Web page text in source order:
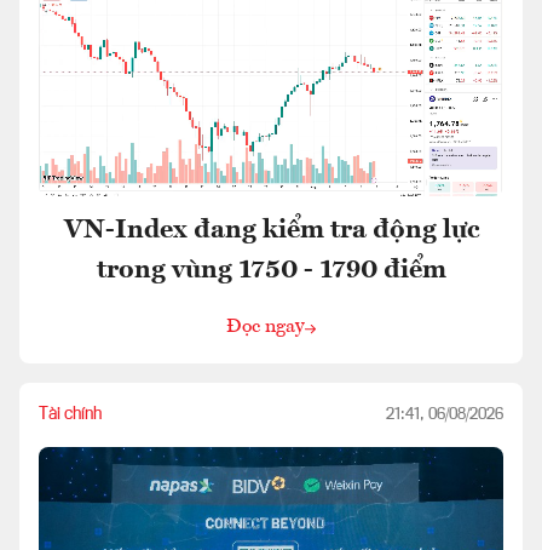
VN-Index đang kiểm tra động lực
trong vùng 1750 - 1790 điểm
Đọc ngay
Tài chính 21:41, 06/08/2026